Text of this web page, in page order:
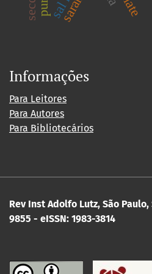
Informações
Para Leitores
Para Autores
Para Bibliotecários
Rev Inst Adolfo Lutz, São Paulo,
9855 - eISSN: 1983-3814